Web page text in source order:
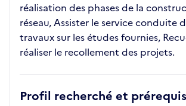
réalisation des phases de la
réseau, Assister le service conduite
travaux sur les études fournies,
réaliser le recollement des projets.
Profil recherché et prérequis